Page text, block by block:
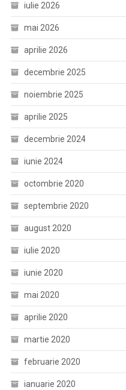
iulie 2026
mai 2026
aprilie 2026
decembrie 2025
noiembrie 2025
aprilie 2025
decembrie 2024
iunie 2024
octombrie 2020
septembrie 2020
august 2020
iulie 2020
iunie 2020
mai 2020
aprilie 2020
martie 2020
februarie 2020
ianuarie 2020